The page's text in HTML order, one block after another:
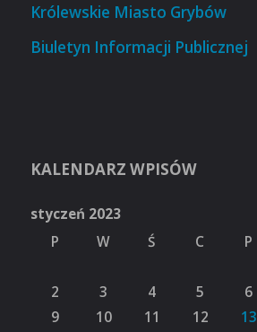
Królewskie Miasto Grybów
Biuletyn Informacji Publicznej
KALENDARZ WPISÓW
styczeń 2023
P
W Ś C P
2
3 4 5 6
9
10 11 12 13